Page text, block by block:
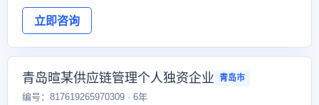
立即咨询
青岛暄某供应链管理个人独资企业 青岛市
编号：817619265970309 · 6年